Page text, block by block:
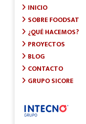
INICIO
SOBRE FOODSAT
¿QUÉ HACEMOS?
PROYECTOS
BLOG
CONTACTO
GRUPO SICORE